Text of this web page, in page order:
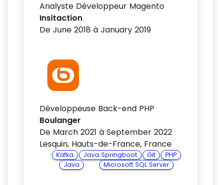
Analyste Développeur Magento
Insitaction
De June 2018 à January 2019
Développeuse Back-end PHP
Boulanger
De March 2021 à September 2022
Lesquin, Hauts-de-France, France
Kafka Java Springboot Git
PHP
Java
Microsoft SQL Server